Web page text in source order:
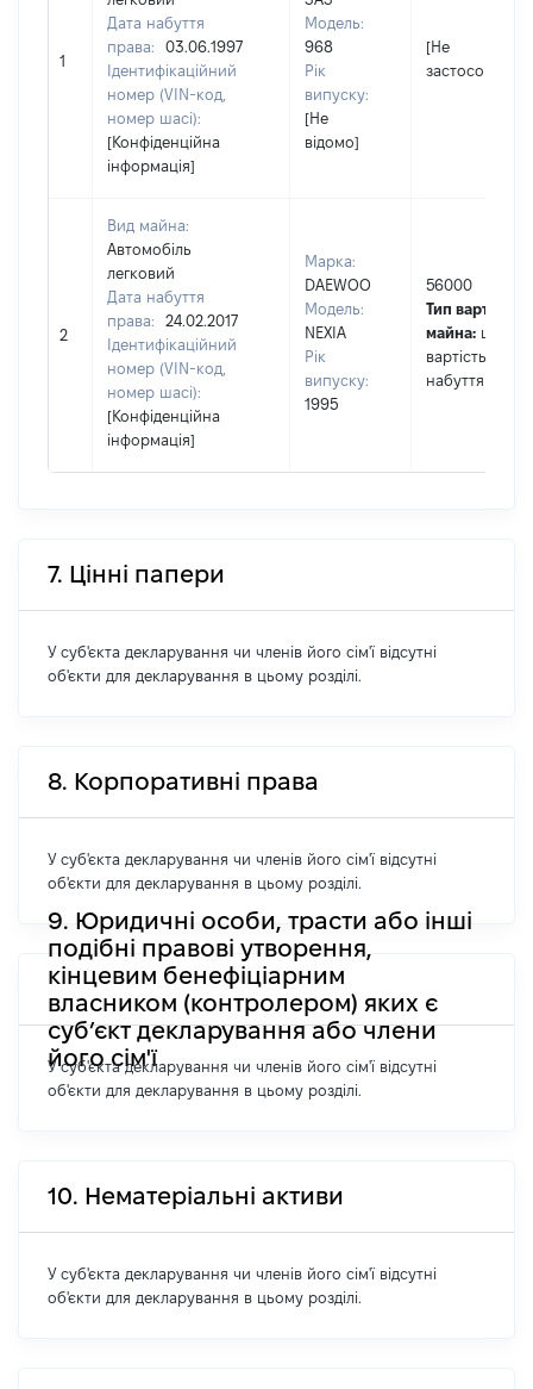
1
Дата набуття
права:
03.06.1997
Ідентифікаційний
номер (VIN-код,
номер шасі):
[Конфіденційна
інформація]
Модель:
968
Рік
випуску:
[Не
відомо]
[Не
2
Вид майна:
Автомобіль
легковий
Дата набуття
права:
24.02.2017
Ідентифікаційний
номер (VIN-код,
номер шасі):
[Конфіденційна
інформація]
Марка:
DAEWOO
Модель:
NEXIA
Рік
випуску:
1995
56000
Тип вартості
майна: це
вартість на
набуття права
7. Цінні папери
У суб'єкта декларування чи членів його сім'ї відсутні
об'єкти для декларування в цьому розділі.
8. Корпоративні права
У суб'єкта декларування чи членів його сім'ї відсутні
об'єкти для декларування в цьому розділі.
9. Юридичні особи, трасти або інші
подібні правові утворення,
кінцевим бенефіціарним
власником (контролером) яких є
суб’єкт декларування або члени
його сім'ї
У суб'єкта декларування чи членів його сім'ї відсутні
об'єкти для декларування в цьому розділі.
10. Нематеріальні активи
У суб'єкта декларування чи членів його сім'ї відсутні
об'єкти для декларування в цьому розділі.